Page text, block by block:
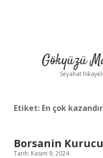
Gökyüzü
Seyahat
Etiket: En çok
Borsanin
Tarih: Kasım 9, 2024